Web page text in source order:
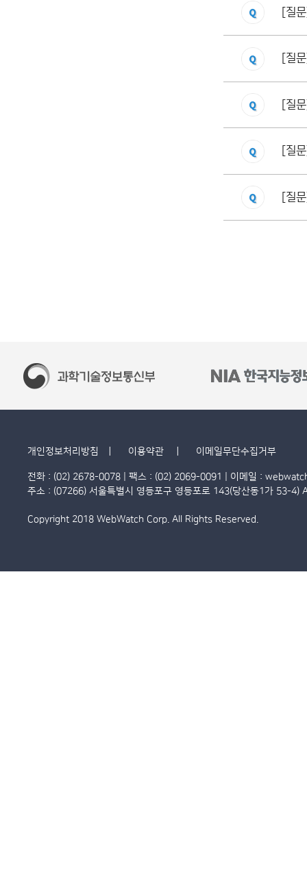
[질
[질
[질
[질
[질
개인정보처리방침 이용약관 이메일무단수집거부
전화 : (02) 2678-0078 | 팩스 : (02) 2069-0091 | 이메일 :
주소 : (07266) 서울특별시 영등포구 영등포로 143(당산동1가 53-4)
Copyright 2018 WebWatch Corp. All Rights Reserved.